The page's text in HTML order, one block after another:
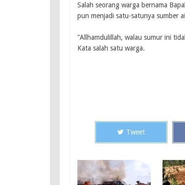
Salah seorang warga bernama
pun menjadi satu-satunya sumber
"Allhamdulillah, walau sumur ini
Kata salah satu warga.
Tweet